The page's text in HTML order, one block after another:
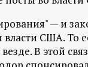
— и
США. То
В этой